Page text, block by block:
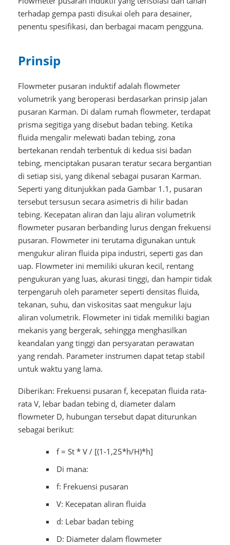
terhadap gempa pasti disukai oleh para desainer,
penentu spesifikasi, dan berbagai macam pengguna.
Prinsip
Flowmeter pusaran induktif adalah flowmeter
volumetrik yang beroperasi berdasarkan prinsip jalan
pusaran Karman. Di dalam rumah flowmeter, terdapat
prisma segitiga yang disebut badan tebing. Ketika
fluida mengalir melewati badan tebing, zona
bertekanan rendah terbentuk di kedua sisi badan
tebing, menciptakan pusaran teratur secara bergantian
di setiap sisi, yang dikenal sebagai pusaran Karman.
Seperti yang ditunjukkan pada Gambar 1.1, pusaran
tersebut tersusun secara asimetris di hilir badan
tebing. Kecepatan aliran dan laju aliran volumetrik
flowmeter pusaran berbanding lurus dengan frekuensi
pusaran. Flowmeter ini terutama digunakan untuk
mengukur aliran fluida pipa industri, seperti gas dan
uap. Flowmeter ini memiliki ukuran kecil, rentang
pengukuran yang luas, akurasi tinggi, dan hampir tidak
terpengaruh oleh parameter seperti densitas fluida,
tekanan, suhu, dan viskositas saat mengukur laju
aliran volumetrik. Flowmeter ini tidak memiliki bagian
mekanis yang bergerak, sehingga menghasilkan
keandalan yang tinggi dan persyaratan perawatan
yang rendah. Parameter instrumen dapat tetap stabil
untuk waktu yang lama.
Diberikan: Frekuensi pusaran f, kecepatan fluida rata-
rata V, lebar badan tebing d, diameter dalam
flowmeter D, hubungan tersebut dapat diturunkan
sebagai berikut:
f = St * V / [(1-1,25*h/H)*h]
Di mana:
f: Frekuensi pusaran
V: Kecepatan aliran fluida
d: Lebar badan tebing
D: Diameter dalam flowmeter